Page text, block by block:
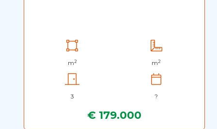
m2 m2
3 ?
€ 179.000